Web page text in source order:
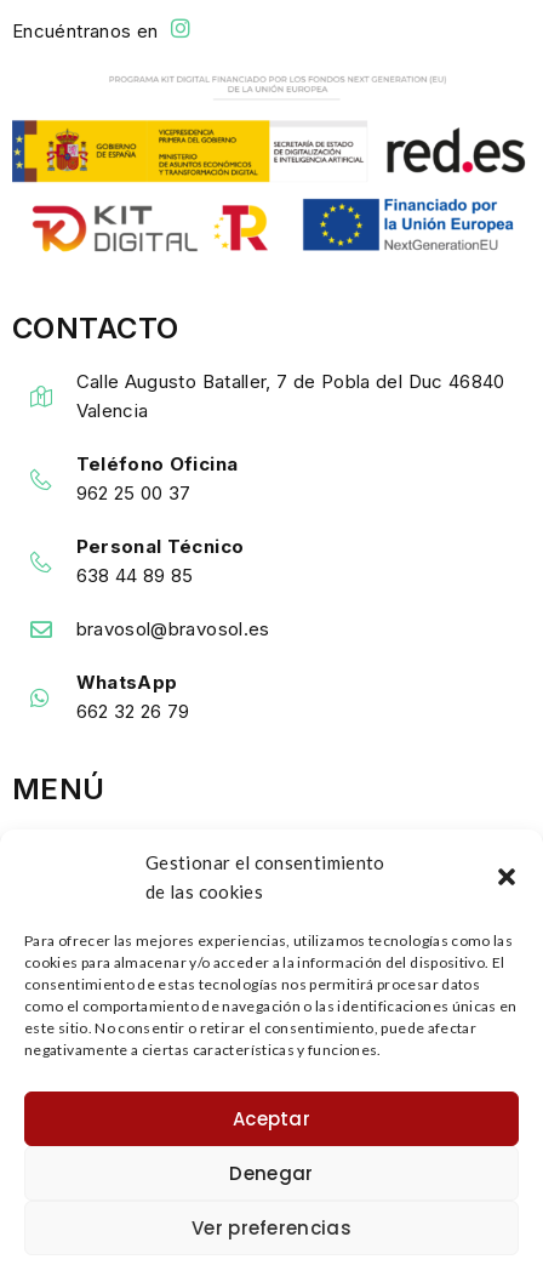
Gestionar el consentimiento
de las cookies
Para ofrecer las mejores experiencias, utilizamos tecnologías como las
cookies para almacenar y/o acceder a la información del dispositivo. El
consentimiento de estas tecnologías nos permitirá procesar datos
como el comportamiento de navegación o las identificaciones únicas en
este sitio. No consentir o retirar el consentimiento, puede afectar
negativamente a ciertas características y funciones.
Aceptar
Denegar
Ver preferencias
Encuéntranos en
CONTACTO
Calle Augusto Bataller, 7 de Pobla del Duc 46840
Valencia
Teléfono Oficina
962 25 00 37
Personal Técnico
638 44 89 85
bravosol@bravosol.es
WhatsApp
662 32 26 79
MENÚ
SOBRE NOSOTROS
PROCESO PRODUCTIVO
CONTACTO
PRODUCTOS
locatec.es
Política de Privacidad